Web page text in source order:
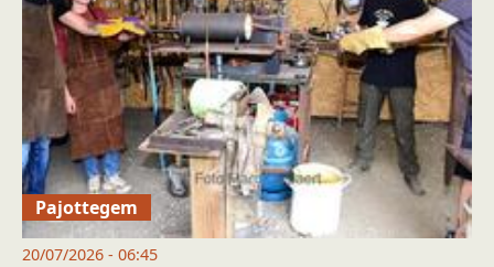
Pajottegem
20/07/2026 - 06:45